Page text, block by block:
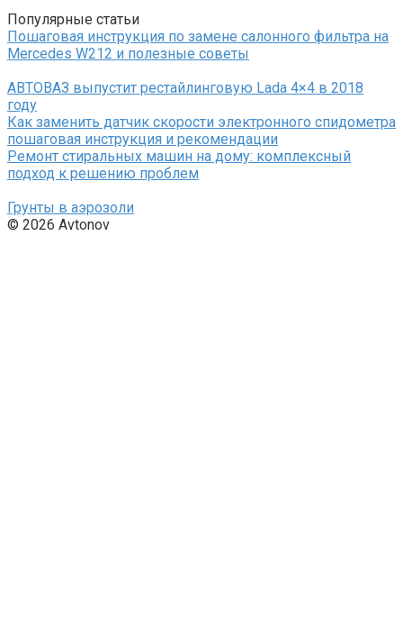
Популярные статьи
Пошаговая инструкция по замене салонного фильтра на
Mercedes W212 и полезные советы
АВТОВАЗ выпустит рестайлинговую Lada 4×4 в 2018
году
Как заменить датчик скорости электронного спидометра
пошаговая инструкция и рекомендации
Ремонт стиральных машин на дому: комплексный
подход к решению проблем
Грунты в аэрозоли
© 2026 Avtonov